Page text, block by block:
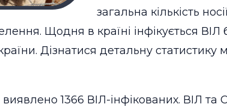
загальна кількість
Щодня в країні інфікується
Дізнатися детальну статистику
1366 ВІЛ-інфікованих. ВІЛ та